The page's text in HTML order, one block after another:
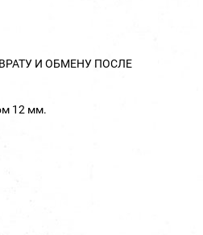
И ОБМЕНУ ПОСЛЕ
12 мм.